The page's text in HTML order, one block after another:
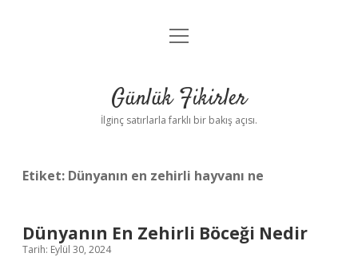
Anasayfa
Yasal Uyarı
menüyü
Günlük Fikirler
İlginç satırlarla farklı bir bakış açısı.
Etiket: Dünyanın en zehirli hayvanı ne
Dünyanın En Zehirli Böceği Nedir
Tarih: Eylül 30, 2024